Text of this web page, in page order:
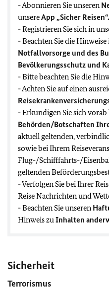
- Abonnieren Sie unseren
unsereApp „Sicher Reisen“.
- Registrieren Sie sich in
- Beachten Sie die
Notfallvorsorge und des
Bevölkerungsschutz und
- Bitte beachten Sie die
- Achten Sie auf einen
- Erkundigen Sie sich vorab
Behörden/Botschaften
aktuell geltenden,
sowie bei Ihrem
Flug-/Schifffahrts-/
geltenden
- Verfolgen Sie bei Ihrer
Reise Nachrichten und
- Beachten Sie unseren
Hinweis zuInhalten
Sicherheit
Terrorismus